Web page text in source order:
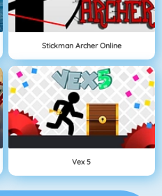
Stickman Archer Online
Vex 5